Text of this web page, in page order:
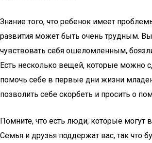
Знание того, что ребенок имеет
развития может быть очень трудным.
чувствовать себя ошеломленным,
Есть несколько вещей, которые можно
помочь себе в первые дни жизни
позволить себе скорбеть и просить о
Помните, что есть люди, которые могут
Семья и друзья поддержат вас, так что